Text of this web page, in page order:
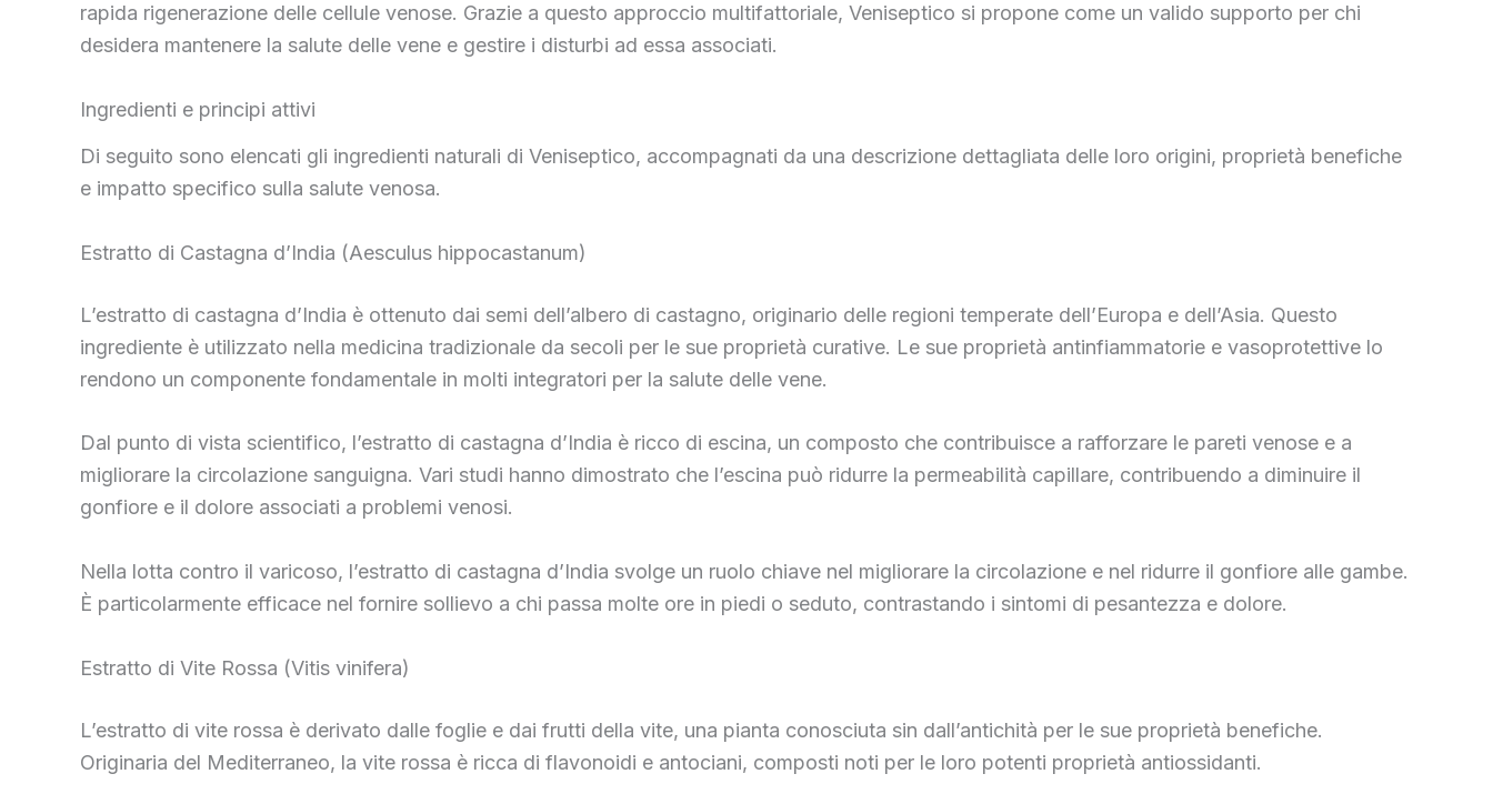
rapida rigenerazione delle cellule venose. Grazie a questo approccio multifattoriale, Veniseptico si propone come un valido supporto per chi
desidera mantenere la salute delle vene e gestire i disturbi ad essa associati.
Ingredienti e principi attivi
Di seguito sono elencati gli ingredienti naturali di Veniseptico, accompagnati da una descrizione dettagliata delle loro origini, proprietà benefiche
e impatto specifico sulla salute venosa.
Estratto di Castagna d’India (Aesculus hippocastanum)
L’estratto di castagna d’India è ottenuto dai semi dell’albero di castagno, originario delle regioni temperate dell’Europa e dell’Asia. Questo
ingrediente è utilizzato nella medicina tradizionale da secoli per le sue proprietà curative. Le sue proprietà antinfiammatorie e vasoprotettive lo
rendono un componente fondamentale in molti integratori per la salute delle vene.
Dal punto di vista scientifico, l’estratto di castagna d’India è ricco di escina, un composto che contribuisce a rafforzare le pareti venose e a
migliorare la circolazione sanguigna. Vari studi hanno dimostrato che l’escina può ridurre la permeabilità capillare, contribuendo a diminuire il
gonfiore e il dolore associati a problemi venosi.
Nella lotta contro il varicoso, l’estratto di castagna d’India svolge un ruolo chiave nel migliorare la circolazione e nel ridurre il gonfiore alle gambe.
È particolarmente efficace nel fornire sollievo a chi passa molte ore in piedi o seduto, contrastando i sintomi di pesantezza e dolore.
Estratto di Vite Rossa (Vitis vinifera)
L’estratto di vite rossa è derivato dalle foglie e dai frutti della vite, una pianta conosciuta sin dall’antichità per le sue proprietà benefiche.
Originaria del Mediterraneo, la vite rossa è ricca di flavonoidi e antociani, composti noti per le loro potenti proprietà antiossidanti.